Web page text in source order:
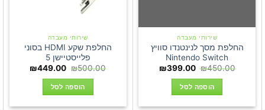
שירותי מעבדה
החלפת מסך לנינטנדו סוויץ
Nintendo Switch
₪450.00
המחיר
היה:
₪450.00.
₪399.00
הוספה לסל
שירותי מעבדה
החלפת שקע HDMI בסוני
פלייסטיישן 5
₪500.00
המחיר
היה:
₪500.00.
₪449.00
המחיר
הוספה לסל